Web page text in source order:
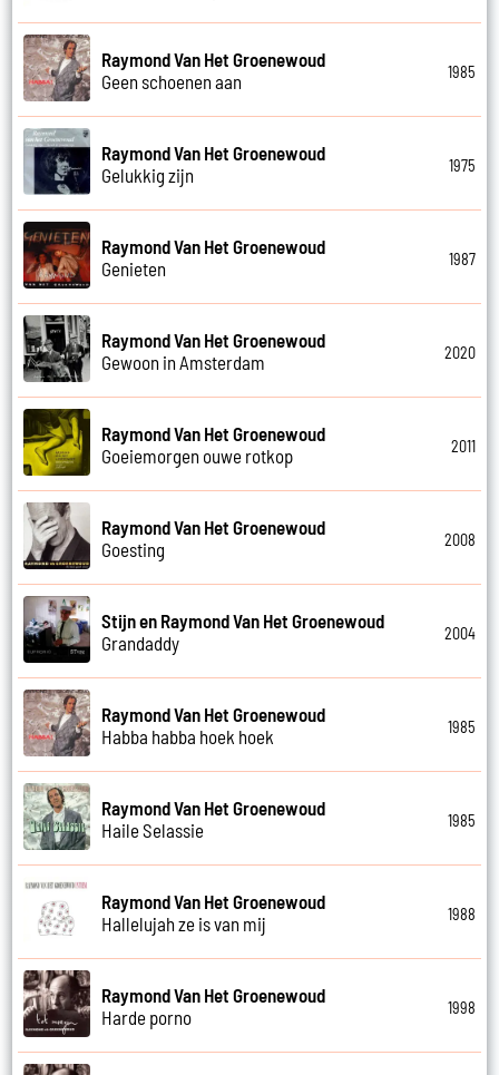
Raymond Van Het Groenewoud
Geen schoenen aan
1985
Raymond Van Het Groenewoud
Gelukkig zijn
1975
Raymond Van Het Groenewoud
Genieten
1987
Raymond Van Het Groenewoud
Gewoon in Amsterdam
2020
Raymond Van Het Groenewoud
Goeiemorgen ouwe rotkop
2011
Raymond Van Het Groenewoud
Goesting
2008
Stijn en Raymond Van Het Groenewoud
Grandaddy
2004
Raymond Van Het Groenewoud
Habba habba hoek hoek
1985
Raymond Van Het Groenewoud
Haile Selassie
1985
Raymond Van Het Groenewoud
Hallelujah ze is van mij
1988
Raymond Van Het Groenewoud
Harde porno
1998